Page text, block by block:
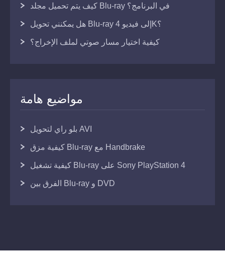
كيف يتم تحميل مجلد Blu-ray في البرنامج؟
هل يمكنني تحويل Blu-ray إلى فيديو 4K؟
كيفية اختيار مسار صوتي لملف الإخراج؟
مواضيع هامة
بلو راي لتحويل AVI
كيفية مزق Blu-ray مع Handbrake
كيفية تشغيل Blu-ray على Sony PlayStation 4
الفرق بين Blu-ray و DVD